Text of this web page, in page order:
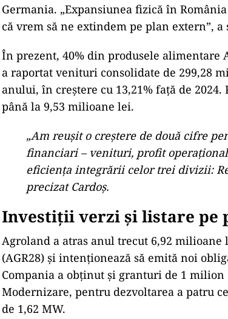
Germania. „Expansiunea fizică în
că vrem să ne extindem pe plan extern”, a
În prezent, 40% din produsele alimentare
a raportat venituri consolidate de 299,28
anului, în creștere cu 13,21% față de
până la 9,53 milioane lei.
„Am reușit o creștere de două cifre
financiari – venituri, profit
eficiența integrării celor trei divizii:
precizat Cardoș.
Investiții verzi și listare pe
Agroland a atras anul trecut 6,92
(AGR28) și intenționează să emită noi
Compania a obținut și granturi de 1
Modernizare, pentru dezvoltarea a patru
de 1,62 MW.